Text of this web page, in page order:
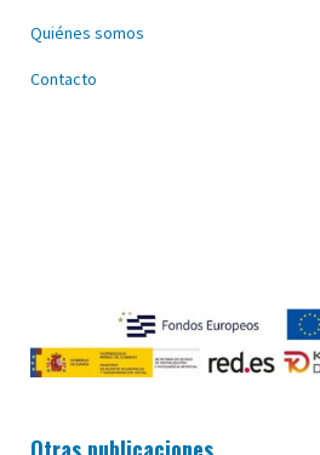
Quiénes somos
Contacto